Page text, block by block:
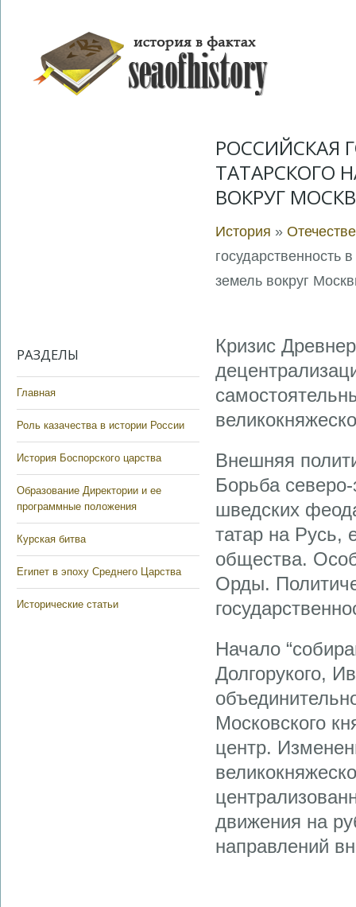
РАЗДЕЛЫ
Главная
Роль казачества в истории России
История Боспорского царства
Образование Директории и ее
программные положения
Курская битва
Египет в эпоху Среднего Царства
Исторические статьи
РОССИЙСКАЯ
ТАТАРСКОГО
ВОКРУГ
История »
государственность
земель вокруг
Кризис
Внешняя
Борьба
шведских
татар на Русь,
общества.
Орды.
Начало
Долгорукого,
Московского
центр.
движения на
направлений